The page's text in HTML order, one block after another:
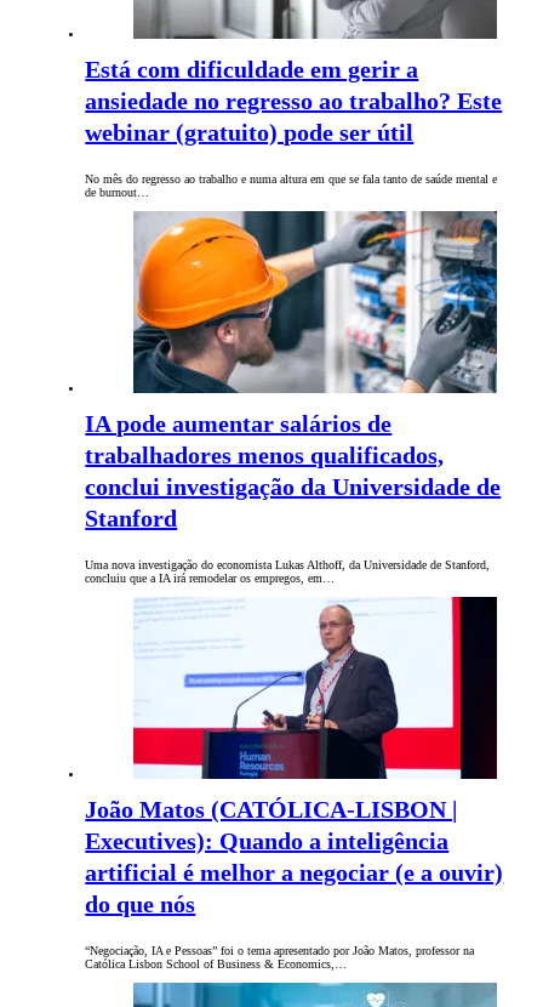
Está com dificuldade em gerir a
ansiedade no regresso ao trabalho? Este
webinar (gratuito) pode ser útil
No mês do regresso ao trabalho e numa altura em que se fala tanto de saúde mental e
de burnout…
IA pode aumentar salários de
trabalhadores menos qualificados,
conclui investigação da Universidade de
Stanford
Uma nova investigação do economista Lukas Althoff, da Universidade de Stanford,
concluiu que a IA irá remodelar os empregos, em…
João Matos (CATÓLICA-LISBON |
Executives): Quando a inteligência
artificial é melhor a negociar (e a ouvir)
do que nós
“Negociação, IA e Pessoas” foi o tema apresentado por João Matos, professor na
Católica Lisbon School of Business & Economics,…